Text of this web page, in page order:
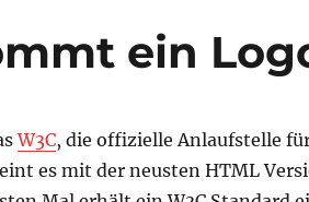
ein
W3C, die offizielle Anlaufstelle
es mit der neusten HTML